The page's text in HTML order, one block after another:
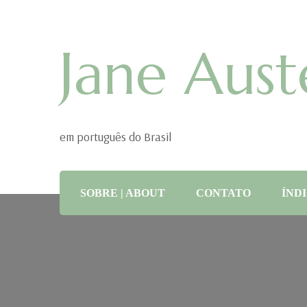
Jane
em português do Brasil
SOBRE | ABOUT CONTATO